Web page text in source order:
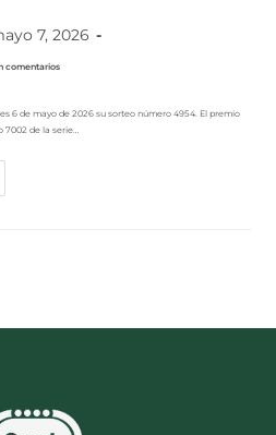
7, 2026
comentarios
6 de mayo de 2026 su sorteo número 4954. El premio
de la serie…